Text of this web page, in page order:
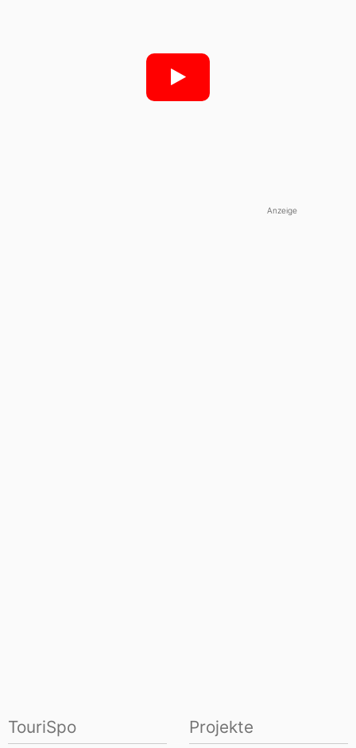
Anzeige
TouriSpo Projekte